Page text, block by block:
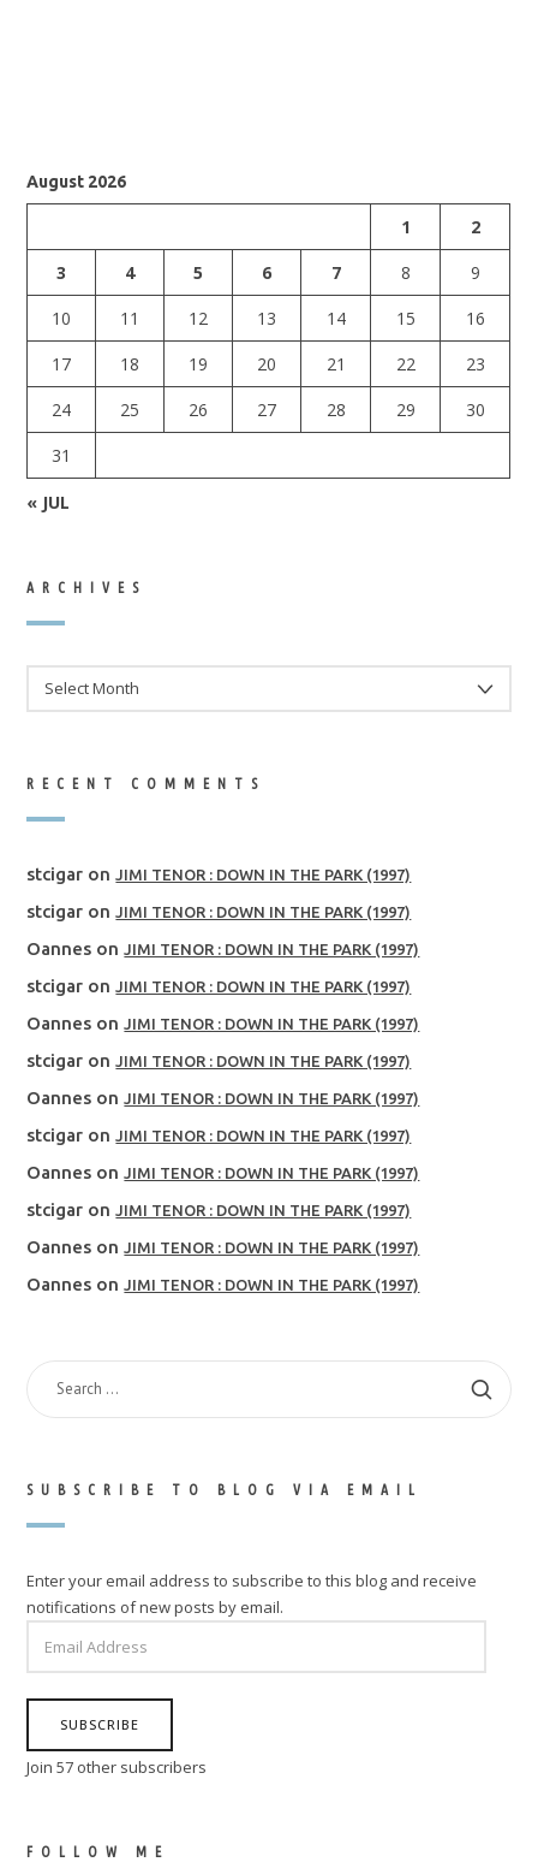
August 2026
1
2
3
4 5 6 7 8
9
10
11 12 13 14 15
16
17
18 19 20 21 22
23
24
25 26 27 28 29
30
31
« JUL
ARCHIVES
RECENT COMMENTS
stcigar onJIMI TENOR : DOWN IN THE PARK (1997)
stcigar onJIMI TENOR : DOWN IN THE PARK (1997)
Oannes onJIMI TENOR : DOWN IN THE PARK (1997)
stcigar onJIMI TENOR : DOWN IN THE PARK (1997)
Oannes onJIMI TENOR : DOWN IN THE PARK (1997)
stcigar onJIMI TENOR : DOWN IN THE PARK (1997)
Oannes onJIMI TENOR : DOWN IN THE PARK (1997)
stcigar onJIMI TENOR : DOWN IN THE PARK (1997)
Oannes onJIMI TENOR : DOWN IN THE PARK (1997)
stcigar onJIMI TENOR : DOWN IN THE PARK (1997)
Oannes onJIMI TENOR : DOWN IN THE PARK (1997)
Oannes onJIMI TENOR : DOWN IN THE PARK (1997)
SEARCH
FOR:
SUBSCRIBE TO BLOG VIA EMAIL
Enter your email address to subscribe to this blog and receive
notifications of new posts by email.
ADDRESS
SUBSCRIBE
Join 57 other subscribers
FOLLOW ME